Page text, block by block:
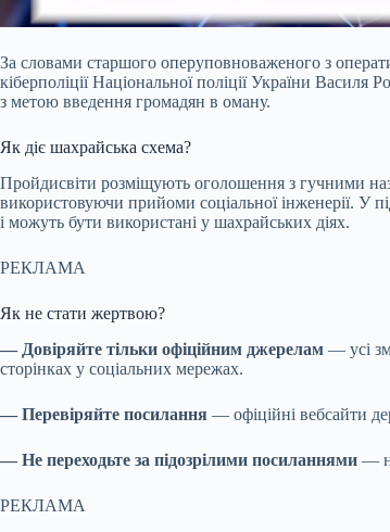
За словами старшого оперуповноваженого з
кіберполіції Національної поліції України
з метою введення громадян в оману.
Як діє шахрайська схема?
Пройдисвіти розміщують оголошення з гучними
використовуючи прийоми соціальної інженерії. У
і можуть бути використані у шахрайських діях.
РЕКЛАМА
Як не стати жертвою?
— Довіряйте тільки офіційним джерелам — усі
сторінках у соціальних мережах.
— Перевіряйте посилання — офіційні вебсайти
— Не переходьте за підозрілими посиланнями —
РЕКЛАМА